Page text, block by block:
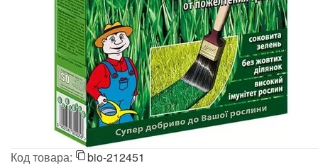
Код товара: bio-212451